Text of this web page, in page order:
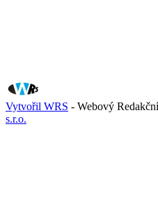
Vytvořil WRS - Webový
s.r.o.